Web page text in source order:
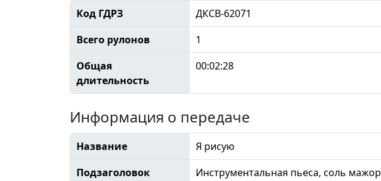
Код ГДРЗ
ДКСВ-62071
Всего рулонов
1
Общая
длительность
00:02:28
Информация о передаче
Название
Я рисую
Подзаголовок
Инструментальная пьеса, соль мажор